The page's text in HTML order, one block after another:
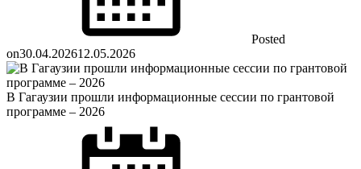
Posted
on30.04.202612.05.2026
В Гагаузии прошли информационные сессии по грантовой
программе – 2026